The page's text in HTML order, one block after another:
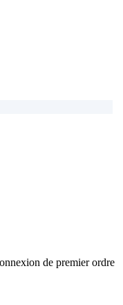
de premier ordre